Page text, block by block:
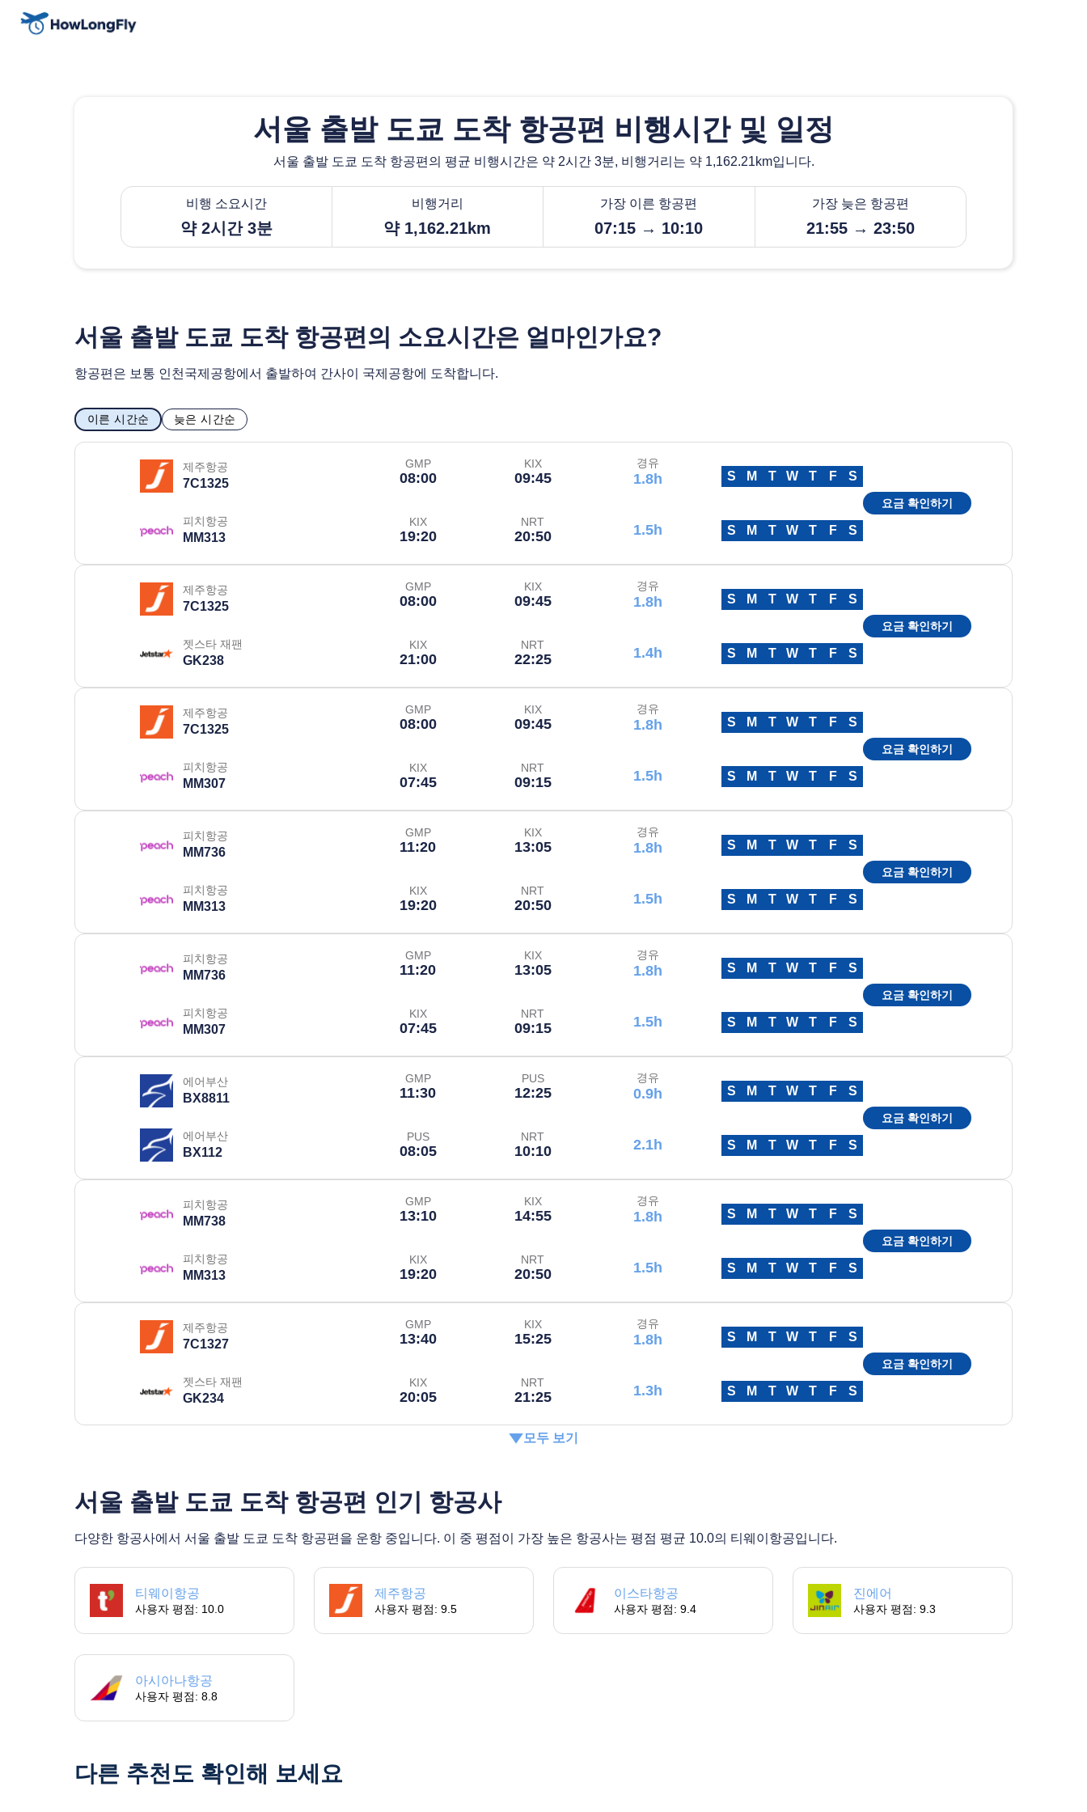
서울 출발 도쿄 도착 항공편 비행시간 및 일정
서울 출발 도쿄 도착 항공편의 평균 비행시간은 약 2시간 3분, 비행거리는 약 1,162.21km입니다.
비행 소요시간
약 2시간 3분
비행거리
약 1,162.21km
가장 이른 항공편
07:15 → 10:10
가장 늦은 항공편
21:55 → 23:50
서울 출발 도쿄 도착 항공편의 소요시간은 얼마인가요?
항공편은 보통 인천국제공항에서 출발하여 간사이 국제공항에 도착합니다.
이른 시간순 늦은 시간순
제주항공
7C1325
GMP
08:00
KIX
09:45
경유
1.8h S M T W T F S
피치항공
MM313
KIX
19:20
NRT
20:50 1.5h S M T W T F S
요금 확인하기
제주항공
7C1325
GMP
08:00
KIX
09:45
경유
1.8h S M T W T F S
젯스타 재팬
GK238
KIX
21:00
NRT
22:25 1.4h S M T W T F S
요금 확인하기
제주항공
7C1325
GMP
08:00
KIX
09:45
경유
1.8h S M T W T F S
피치항공
MM307
KIX
07:45
NRT
09:15 1.5h S M T W T F S
요금 확인하기
피치항공
MM736
GMP
11:20
KIX
13:05
경유
1.8h S M T W T F S
피치항공
MM313
KIX
19:20
NRT
20:50 1.5h S M T W T F S
요금 확인하기
피치항공
MM736
GMP
11:20
KIX
13:05
경유
1.8h S M T W T F S
피치항공
MM307
KIX
07:45
NRT
09:15 1.5h S M T W T F S
요금 확인하기
에어부산
BX8811
GMP
11:30
PUS
12:25
경유
0.9h S M T W T F S
에어부산
BX112
PUS
08:05
NRT
10:10 2.1h S M T W T F S
요금 확인하기
피치항공
MM738
GMP
13:10
KIX
14:55
경유
1.8h S M T W T F S
피치항공
MM313
KIX
19:20
NRT
20:50 1.5h S M T W T F S
요금 확인하기
제주항공
7C1327
GMP
13:40
KIX
15:25
경유
1.8h S M T W T F S
젯스타 재팬
GK234
KIX
20:05
NRT
21:25 1.3h S M T W T F S
요금 확인하기
모두 보기
서울 출발 도쿄 도착 항공편 인기 항공사
다양한 항공사에서 서울 출발 도쿄 도착 항공편을 운항 중입니다. 이 중 평점이 가장 높은 항공사는 평점 평균 10.0의 티웨이항공입니다.
티웨이항공
사용자 평점: 10.0
제주항공
사용자 평점: 9.5
이스타항공
사용자 평점: 9.4
진에어
사용자 평점: 9.3
아시아나항공
사용자 평점: 8.8
다른 추천도 확인해 보세요